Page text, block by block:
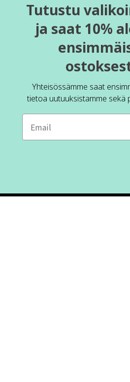
Tutustu
ja saat 10%
Yhteisössämme saat
tietoa uutuuksistamme sekä